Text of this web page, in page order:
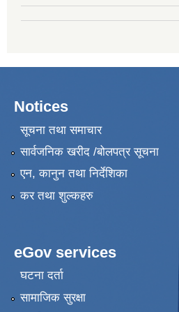
Notices
सूचना तथा समाचार
सार्वजनिक खरीद /बोलपत्र सूचना
एन, कानुन तथा निर्देशिका
कर तथा शुल्कहरु
eGov services
घटना दर्ता
सामाजिक सुरक्षा